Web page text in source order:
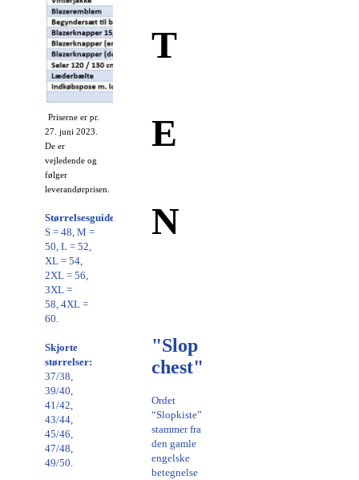
Priserne er pr.
27. juni 2023.
De er
vejledende og
følger
leverandørprisen.
Størrelsesguide
S = 48, M =
50, L = 52,
XL = 54,
2XL = 56,
3XL =
58, 4XL =
60.
Skjorte
størrelser:
37/38,
39/40,
41/42,
43/44,
45/46,
47/48,
49/50.
T
E
N
"Slop
chest"
Ordet
“Slopkiste”
stammer fra
den gamle
engelske
betegnelse